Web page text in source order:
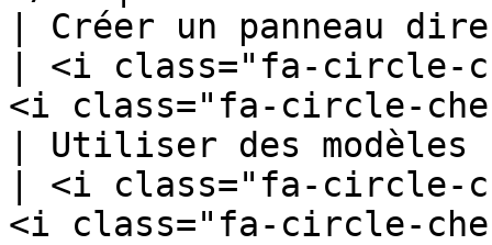
| Créer un panneau
| <i class="fa-circle-
<i class="fa-circle-
| Utiliser des modèles
| <i class="fa-circle-
<i class="fa-circle-